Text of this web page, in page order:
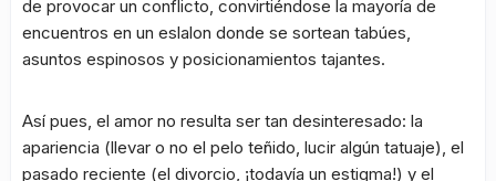
de provocar un conflicto, convirtiéndose la mayoría de
encuentros en un eslalon donde se sortean tabúes,
asuntos espinosos y posicionamientos tajantes.
Así pues, el amor no resulta ser tan desinteresado: la
apariencia (llevar o no el pelo teñido, lucir algún tatuaje), el
pasado reciente (el divorcio, ¡todavía un estigma!) y el